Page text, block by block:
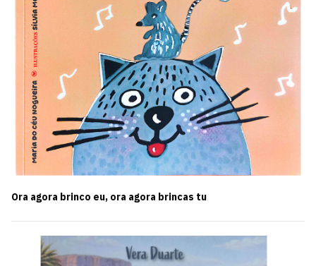
Ora agora brinco eu, ora agora brincas tu